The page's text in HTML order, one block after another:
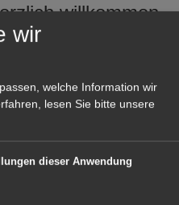
willkommen,
nicht
vier Euro,
wir
welche Information wir
lesen Sie bitte unsere
dieser Anwendung